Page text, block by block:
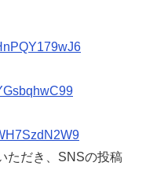
ただき、SNSの投稿